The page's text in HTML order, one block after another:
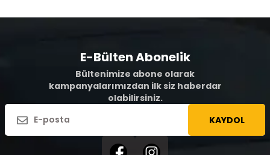
E-Bülten Abonelik
Bültenimize abone olarak
kampanyalarımızdan ilk siz haberdar
olabilirsiniz.
KAYDOL